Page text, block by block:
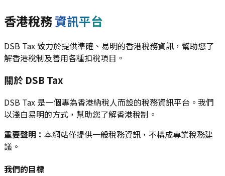
香港稅務資訊平台
DSB Tax 致力於提供準確、易明的香港稅務資訊，幫助您了
解香港稅制及善用各種扣稅項目。
關於 DSB Tax
DSB Tax 是一個專為香港納稅人而設的稅務資訊平台。我們
以淺白易明的方式，幫助您了解香港稅制。
重要聲明： 本網站僅提供一般稅務資訊，不構成專業稅務建
議。
我們的目標